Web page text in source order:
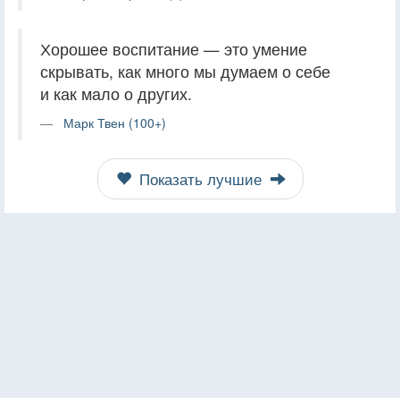
Хорошее воспитание — это умение
скрывать, как много мы думаем о себе
и как мало о других.
Марк Твен (100+)
Показать лучшие